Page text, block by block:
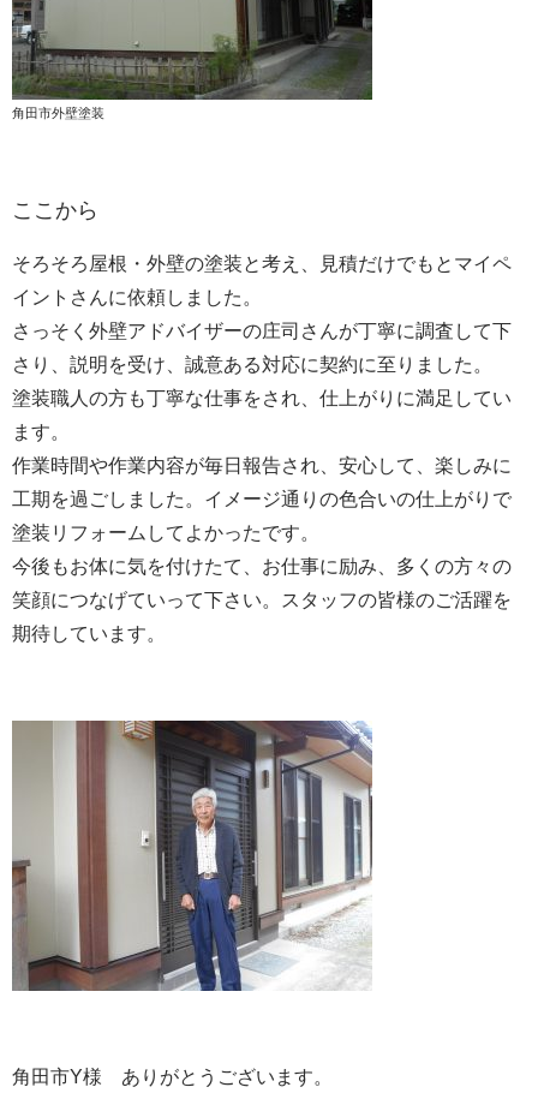
角田市外壁塗装
ここから
そろそろ屋根・外壁の塗装と考え、見積だけでもとマイペ
イントさんに依頼しました。
さっそく外壁アドバイザーの庄司さんが丁寧に調査して下
さり、説明を受け、誠意ある対応に契約に至りました。
塗装職人の方も丁寧な仕事をされ、仕上がりに満足してい
ます。
作業時間や作業内容が毎日報告され、安心して、楽しみに
工期を過ごしました。イメージ通りの色合いの仕上がりで
塗装リフォームしてよかったです。
今後もお体に気を付けたて、お仕事に励み、多くの方々の
笑顔につなげていって下さい。スタッフの皆様のご活躍を
期待しています。
角田市Y様 ありがとうございます。